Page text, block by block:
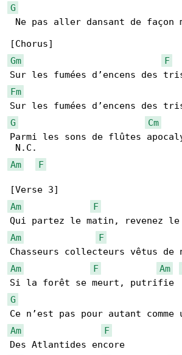
G
Ne pas aller dansant de façon
Gm
F
Fm
G
Cm
Parmi les sons de flûtes
Am
F
Am
F
Am
F
Am
F Am
G
Am
F